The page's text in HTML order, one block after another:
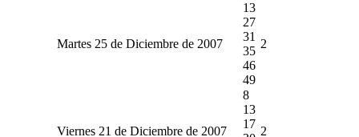
Martes 25 de Diciembre de 2007
13
27
31
35
46
49
2
Viernes 21 de Diciembre de 2007
8
13
17
2